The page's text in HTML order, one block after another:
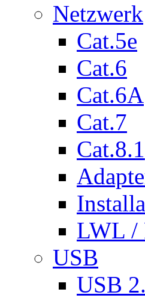
Netzwerk
Cat.5e
Cat.6
Cat.6A
Cat.7
Cat.8.1
LWL /
USB
USB